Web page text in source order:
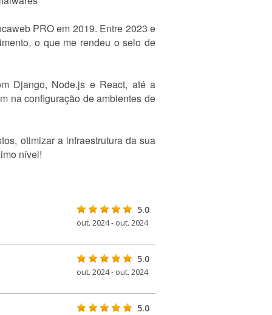
PRO em 2019. Entre 2023 e
o que me rendeu o selo de
Django, Node.js e React, até a
na configuração de ambientes de
otimizar a infraestrutura da sua
nível!
5.0
out. 2024 - out. 2024
5.0
out. 2024 - out. 2024
5.0